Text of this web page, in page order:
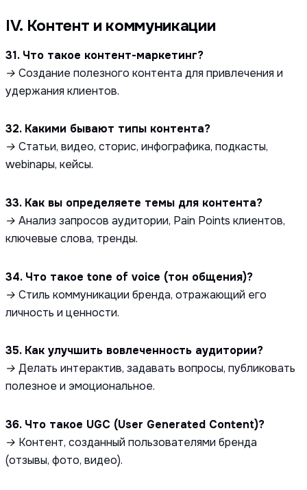
IV. Контент и коммуникации
31. Что такое контент-маркетинг?
→ Создание полезного контента для привлечения и
удержания клиентов.
32. Какими бывают типы контента?
→ Статьи, видео, сторис, инфографика, подкасты,
webinары, кейсы.
33. Как вы определяете темы для контента?
→ Анализ запросов аудитории, Pain Points клиентов,
ключевые слова, тренды.
34. Что такое tone of voice (тон общения)?
→ Стиль коммуникации бренда, отражающий его
личность и ценности.
35. Как улучшить вовлеченность аудитории?
→ Делать интерактив, задавать вопросы, публиковать
полезное и эмоциональное.
36. Что такое UGC (User Generated Content)?
→ Контент, созданный пользователями бренда
(отзывы, фото, видео).